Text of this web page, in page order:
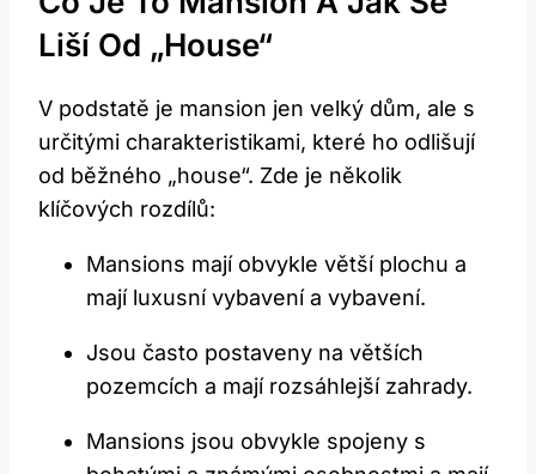
Liší Od „house“
V podstatě je mansion jen velký dům, ale s
určitými charakteristikami, které ho odlišují
od běžného „house“. Zde je několik
klíčových rozdílů:
Mansions mají obvykle větší plochu a
mají luxusní vybavení a vybavení.
Jsou často postaveny na větších
pozemcích a mají rozsáhlejší zahrady.
Mansions jsou obvykle spojeny s